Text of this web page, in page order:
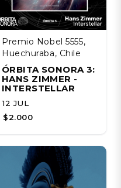
Premio Nobel 5555,
Huechuraba, Chile
ÓRBITA SONORA 3:
HANS ZIMMER -
INTERSTELLAR
12 JUL
$2.000